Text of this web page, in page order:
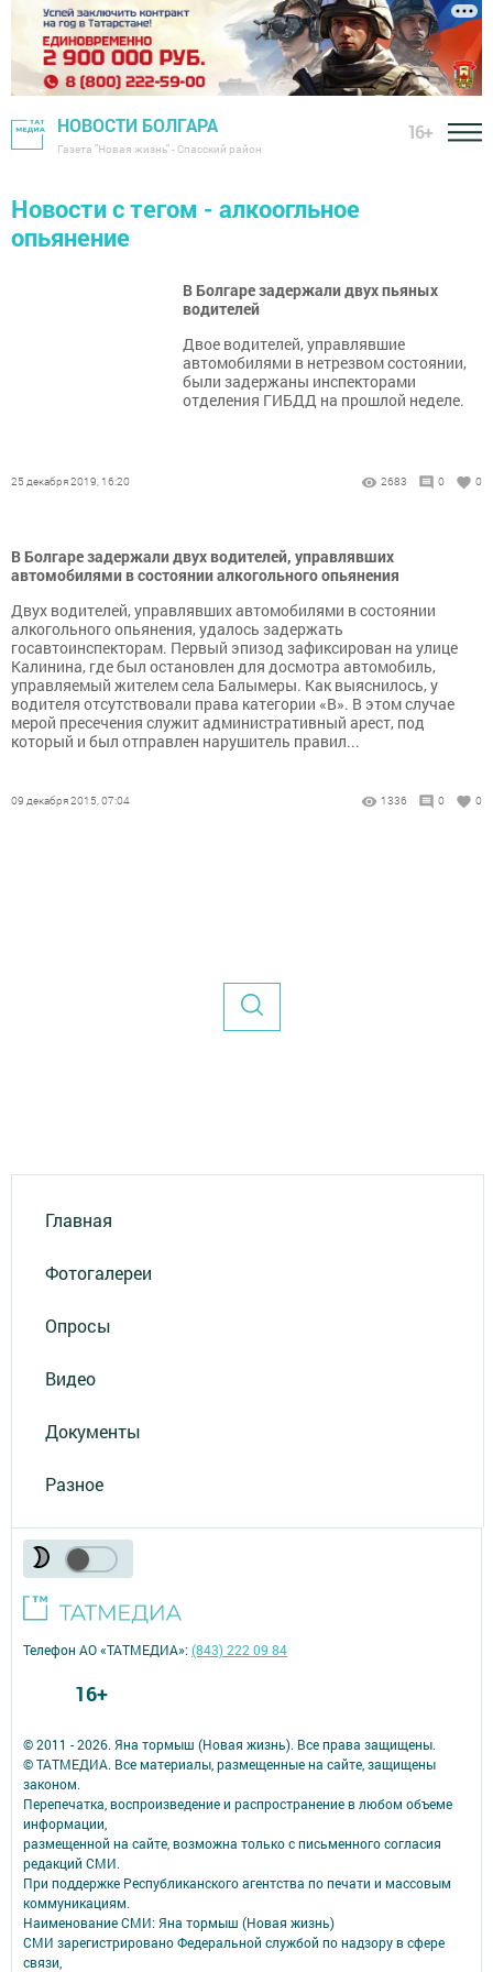
НОВОСТИ БОЛГАРА
Газета "Новая жизнь" - Спасский район
16+
Новости с тегом - алкоогльное
опьянение
В Болгаре задержали двух пьяных
водителей
Двое водителей, управлявшие
автомобилями в нетрезвом состоянии,
были задержаны инспекторами
отделения ГИБДД на прошлой неделе.
25 декабря 2019, 16:20 2683 0 0
В Болгаре задержали двух водителей, управлявших
автомобилями в состоянии алкогольного опьянения
Двух водителей, управлявших автомобилями в состоянии
алкогольного опьянения, удалось задержать
госавтоинспекторам. Первый эпизод зафиксирован на улице
Калинина, где был остановлен для досмотра автомобиль,
управляемый жителем села Балымеры. Как выяснилось, у
водителя отсутствовали права категории «В». В этом случае
мерой пресечения служит административный арест, под
который и был отправлен нарушитель правил...
09 декабря 2015, 07:04 1336 0 0
Главная
Фотогалереи
Опросы
Видео
Документы
Разное
© 2011 - 2026. Яна тормыш (Новая жизнь). Все права защищены.
© ТАТМЕДИА. Все материалы, размещенные на сайте, защищены
законом.
Перепечатка, воспроизведение и распространение в любом объеме
информации,
размещенной на сайте, возможна только с письменного согласия
редакций СМИ.
При поддержке Республиканского агентства по печати и массовым
коммуникациям.
Наименование СМИ: Яна тормыш (Новая жизнь)
СМИ зарегистрировано Федеральной службой по надзору в сфере
связи,
Телефон АО «ТАТМЕДИА»:(843) 222 09 84
16+